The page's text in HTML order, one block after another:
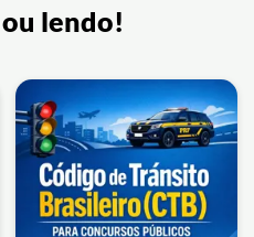
lendo!